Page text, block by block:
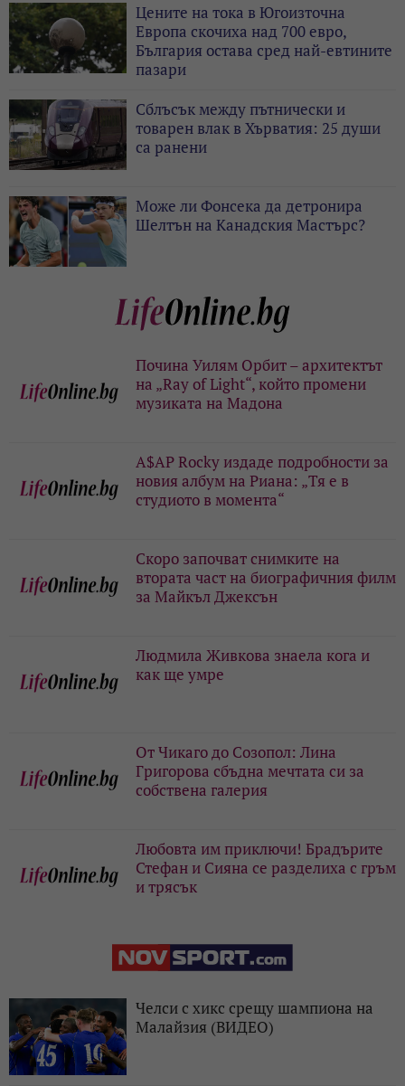
Цените на тока в Югоизточна
Европа скочиха над 700 евро,
България остава сред най-евтините
пазари
Сблъсък между пътнически и
товарен влак в Хърватия: 25 души
са ранени
Може ли Фонсека да детронира
Шелтън на Канадския Мастърс?
Почина Уилям Орбит – архитектът
на „Ray of Light“, който промени
музиката на Мадона
A$AP Rocky издаде подробности за
новия албум на Риана: „Тя е в
студиото в момента“
Скоро започват снимките на
втората част на биографичния филм
за Майкъл Джексън
Людмила Живкова знаела кога и
как ще умре
От Чикаго до Созопол: Лина
Григорова сбъдна мечтата си за
собствена галерия
Любовта им приключи! Брадърите
Стефан и Сияна се разделиха с гръм
и трясък
Челси с хикс срещу шампиона на
Малайзия (ВИДЕО)